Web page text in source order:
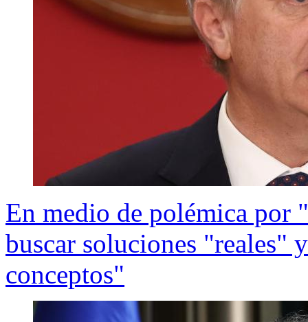
En medio de polémica por
buscar soluciones "reales"
conceptos"